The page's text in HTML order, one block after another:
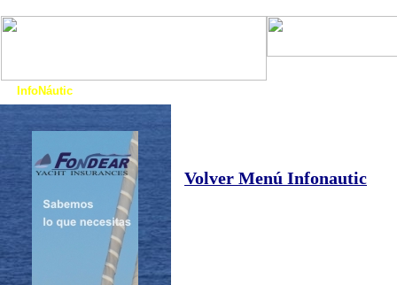
InfoNáutic
Volver Menú Infonautic